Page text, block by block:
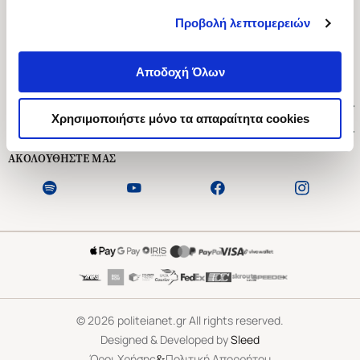
Προβολή λεπτομερειών
Αποδοχή Όλων
Χρησιμοποιήστε μόνο τα απαραίτητα cookies
Ασκληπιού 1-3, Αθήνα 106 79
Δευτέρα - Παρασκευή 09:00-21:00
Εξυπηρέτηση Πελατών
ΑΚΟΛΟΥΘΗΣΤΕ ΜΑΣ
©2026 politeianet.gr All rights reserved.
Designed & Developed bySleed